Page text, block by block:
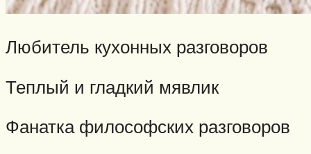
Любитель кухонных разговоров
Теплый и гладкий мявлик
Фанатка философских разговоров